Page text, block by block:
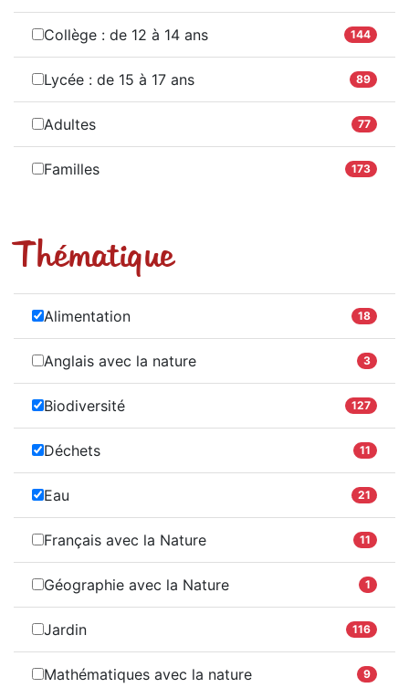
Collège : de 12 à 14 ans 144
Lycée : de 15 à 17 ans 89
Adultes 77
Familles 173
Thématique
Alimentation 18
Anglais avec la nature 3
Biodiversité 127
Déchets 11
Eau 21
Français avec la Nature 11
Géographie avec la Nature 1
Jardin 116
Mathématiques avec la nature 9